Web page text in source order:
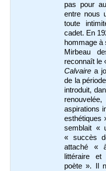
pas pour
entre nous
toute
cadet. En
hommage à
Mirbeau
reconnaît le
Calvaire a
de la
introduit,
aspirations
esthétiques
semblait «
« succès
attaché «
littéraire
poète ». Il